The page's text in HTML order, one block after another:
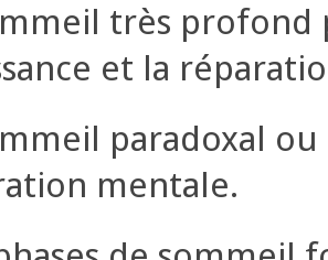
très
et la
paradoxal
mentale.